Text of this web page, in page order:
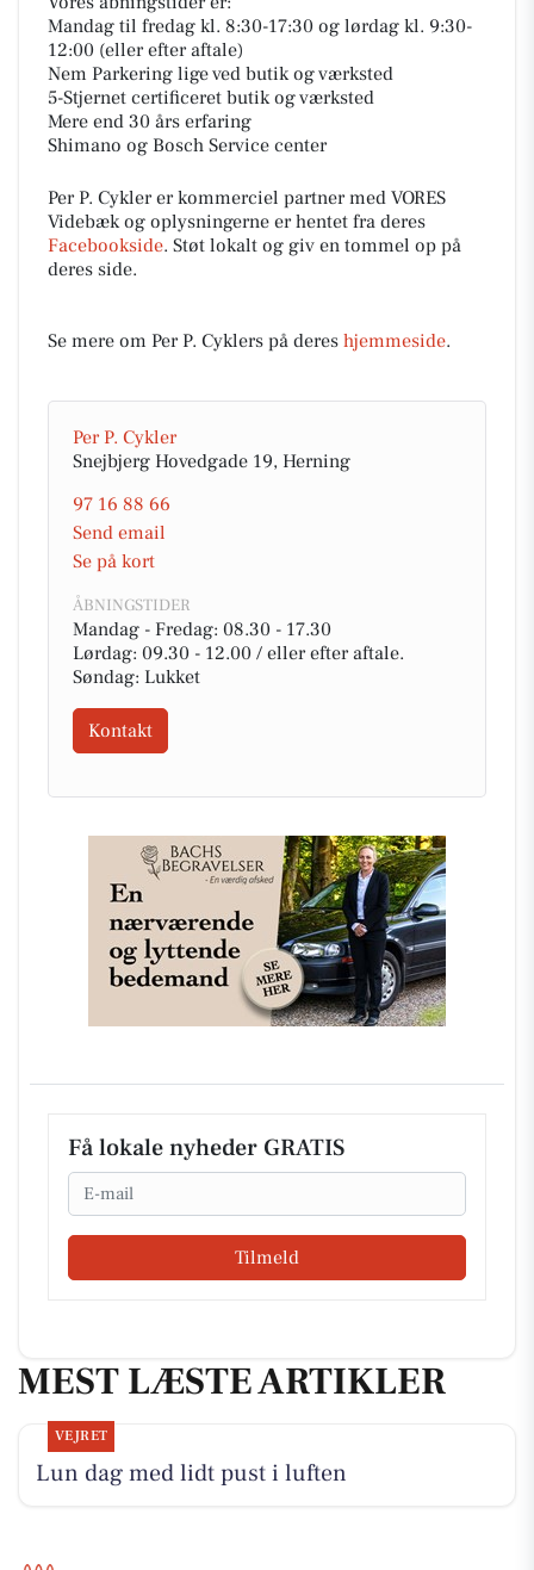
Mandag til fredag kl. 8:30-17:30 og lørdag kl. 9:30-
12:00 (eller efter aftale)
Nem Parkering lige ved butik og værksted
5-Stjernet certificeret butik og værksted
Mere end 30 års erfaring
Shimano og Bosch Service center
Per P. Cykler er kommerciel partner med VORES
Videbæk og oplysningerne er hentet fra deres
Facebookside. Støt lokalt og giv en tommel op på
deres side.
Se mere om Per P. Cyklers på deres hjemmeside.
Per P. Cykler
Snejbjerg Hovedgade 19, Herning
97 16 88 66
Send email
Se på kort
ÅBNINGSTIDER
Mandag - Fredag: 08.30 - 17.30
Lørdag: 09.30 - 12.00 / eller efter aftale.
Søndag: Lukket
Kontakt
Få lokale nyheder GRATIS
Email
Tilmeld
MEST LÆSTE ARTIKLER
VEJRET
Lun dag med lidt pust i luften